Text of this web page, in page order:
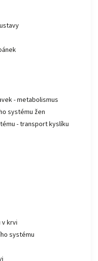
- metabolismus
systému žen
- transport kyslíku
v krvi
systému